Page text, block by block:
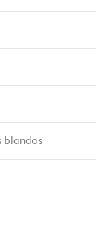
blandos